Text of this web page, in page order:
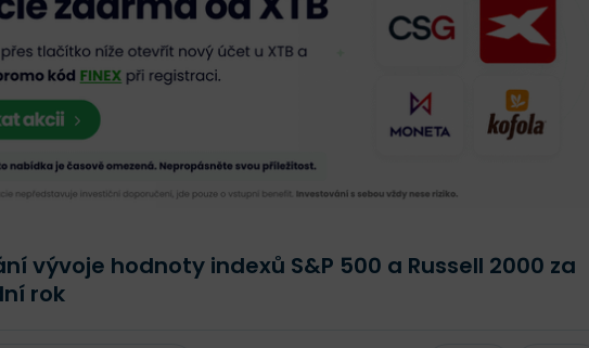
vývoje hodnoty indexů S&P 500 a Russell 2000 za
rok